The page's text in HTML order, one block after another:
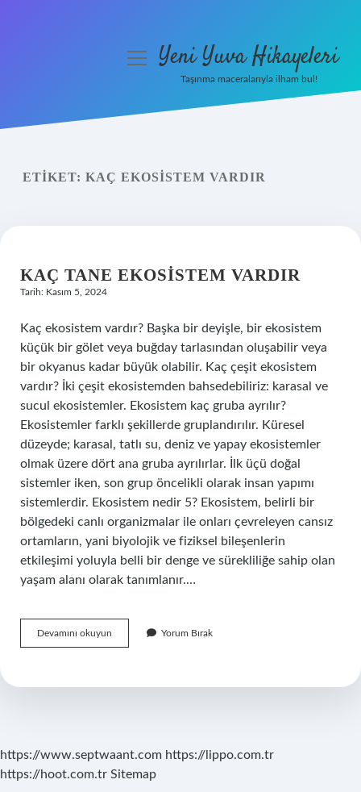
Yasal Uyarı
menüyüYeni Yuva Hikayeleri
Taşınma maceralarıyla ilham bul!
ETIKET: KAÇ EKOSISTEM VARDIR
KAÇ TANE EKOSISTEM VARDIR
Tarih: Kasım 5, 2024
Kaç ekosistem vardır? Başka bir deyişle, bir ekosistem
küçük bir gölet veya buğday tarlasından oluşabilir veya
bir okyanus kadar büyük olabilir. Kaç çeşit ekosistem
vardır? İki çeşit ekosistemden bahsedebiliriz: karasal ve
sucul ekosistemler. Ekosistem kaç gruba ayrılır?
Ekosistemler farklı şekillerde gruplandırılır. Küresel
düzeyde; karasal, tatlı su, deniz ve yapay ekosistemler
olmak üzere dört ana gruba ayrılırlar. İlk üçü doğal
sistemler iken, son grup öncelikli olarak insan yapımı
sistemlerdir. Ekosistem nedir 5? Ekosistem, belirli bir
bölgedeki canlı organizmalar ile onları çevreleyen cansız
ortamların, yani biyolojik ve fiziksel bileşenlerin
etkileşimi yoluyla belli bir denge ve sürekliliğe sahip olan
yaşam alanı olarak tanımlanır.…
Devamını okuyun
Tane
Yorum Bırak
https://www.septwaant.com https://lippo.com.tr
https://hoot.com.tr Sitemap